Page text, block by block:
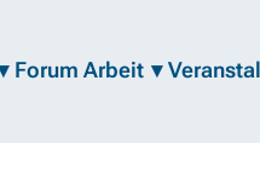
Forum Arbeit